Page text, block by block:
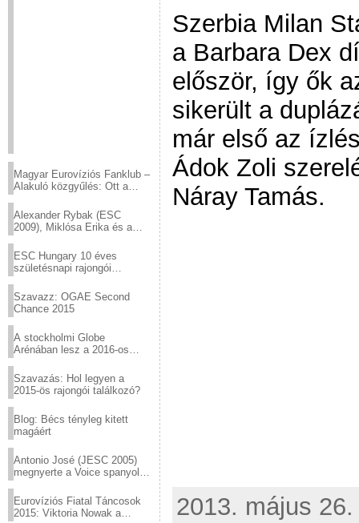
Magyar Eurovíziós Fanklub –
Alakuló közgyűlés: Ott a
Alexander Rybak (ESC
2009), Miklósa Erika és a
sztárjai a Margitszigeten
ESC Hungary 10 éves
születésnapi rajongói
Szavazz: OGAE Second
Chance 2015
A stockholmi Globe
Arénában lesz a 2016-os
Szavazás: Hol legyen a
2015-ös rajongói találkozó?
Blog: Bécs tényleg kitett
magáért
Antonio José (JESC 2005)
megnyerte a Voice spanyol
Eurovíziós Fiatal Táncosok
2015: Viktoria Nowak a
Szerbia Milan
a Barbara Dex
először, így ők
sikerült a
már első az
Ádok Zoli
Náray Tamás.
2013. május